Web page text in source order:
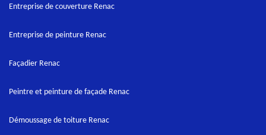
Entreprise de couverture Renac
Entreprise de peinture Renac
Façadier Renac
Peintre et peinture de façade Renac
Démoussage de toiture Renac